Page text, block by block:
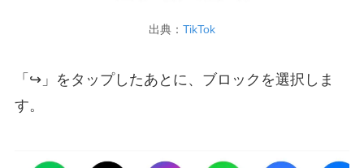
出典： TikTok
「↪」をタップしたあとに、ブロックを選択しま
す。